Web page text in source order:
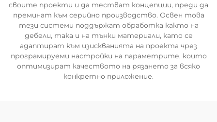
своите проекти и да тестват концепции, преди да
преминат към серийно производство. Освен това
тези системи поддържат обработка както на
дебели, така и на тънки материали, като се
адаптират към изискванията на проекта чрез
програмируеми настройки на параметрите, които
оптимизират качеството на рязането за всяко
конкретно приложение.